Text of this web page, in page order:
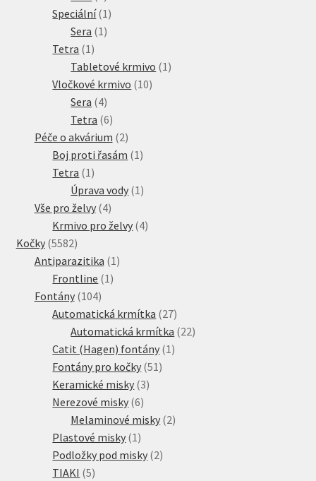
produkt
Speciální 1 1
Sera 1 1
Tetra 1 1
produkt
Tabletové krmivo 1 1
Vločkové krmivo 1010
Sera 44
produkty
Tetra 66
produktů
Péče o akvárium 22
produkty
Boj proti řasám 1 1
Tetra 1 1
produkt
Úprava vody 1 1
Vše pro želvy 44
produkty
Krmivo pro želvy 44
Kočky 55825582
produktů
Antiparazitika 1 1
Frontline 1 1
Fontány 104104
produktů
Automatická krmítka 2727
produktů
Automatická krmítka 2222
Catit (Hagen) fontány 1 1
Fontány pro kočky 51 51
Keramické misky 33
Nerezové misky 66
produktů
Melaminové misky 22
Plastové misky 1 1
produkt
Podložky pod misky 22
TIAKI 55